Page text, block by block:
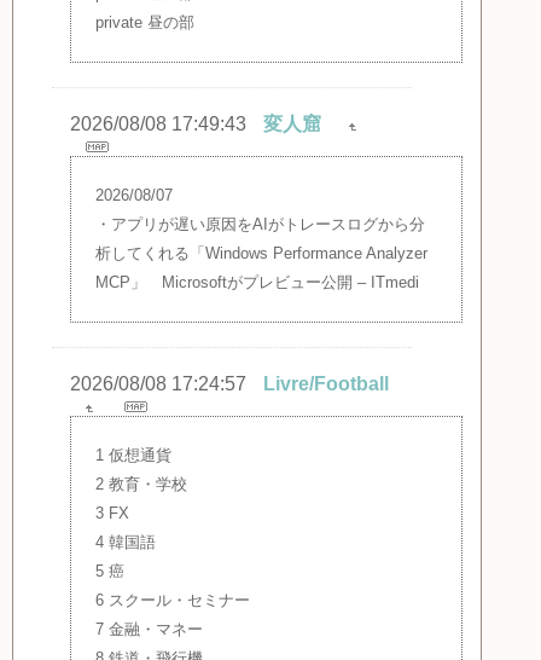
private 昼の部
2026/08/08 17:49:43 変人窟
2026/08/07
・アプリが遅い原因をAIがトレースログから分
析してくれる「Windows Performance Analyzer
MCP」 Microsoftがプレビュー公開 – ITmedi
2026/08/08 17:24:57 Livre/Football
1 仮想通貨
2 教育・学校
3 FX
4 韓国語
5 癌
6 スクール・セミナー
7 金融・マネー